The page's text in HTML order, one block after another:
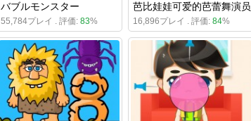
バブルモンスター
55,784プレイ . 評価: 83%
芭比娃娃可爱的芭蕾舞演员
16,896プレイ . 評価: 84%